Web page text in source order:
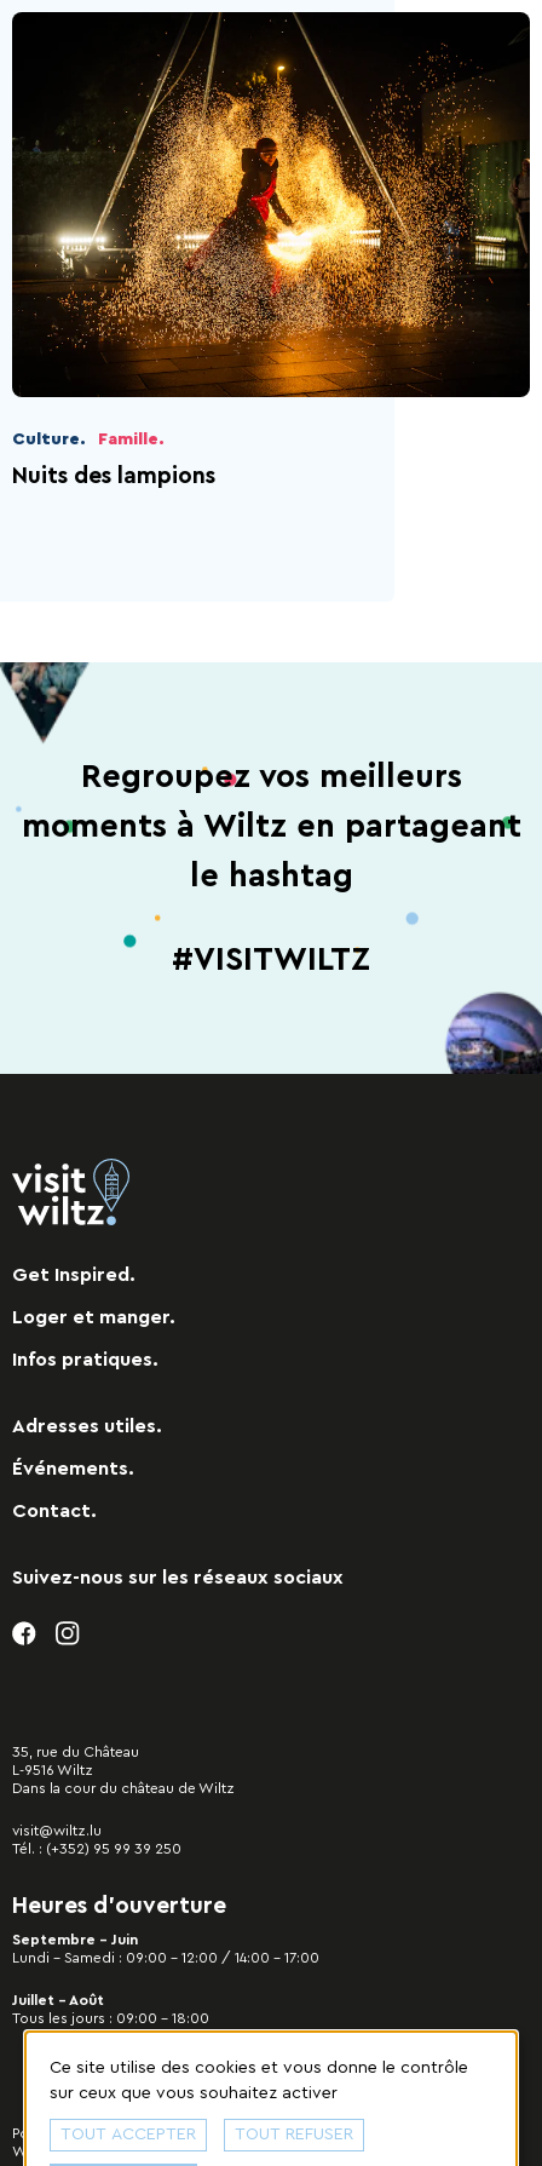
Culture. Famille.
Nuits des lampions
Regroupez vos meilleurs
moments à Wiltz en partageant
le hashtag
#VISITWILTZ
Get Inspired.
Loger et manger.
Infos pratiques.
Adresses utiles.
Événements.
Contact.
Suivez-nous sur les réseaux sociaux
35, rue du Château
L-9516 Wiltz
Dans la cour du château de Wiltz
visit@wiltz.lu
Tél. : (+352) 95 99 39 250
Heures d’ouverture
Septembre - Juin
Lundi – Samedi : 09:00 – 12:00 / 14:00 – 17:00
Juillet - Août
Tous les jours : 09:00 – 18:00
Politique de confidentialité Gestion des cookies© 2022 Commune de
Wiltz - Tous droits réservés. Designed & developed by
Ce site utilise des cookies et vous donne le contrôle
sur ceux que vous souhaitez activer
TOUT ACCEPTER TOUT REFUSER